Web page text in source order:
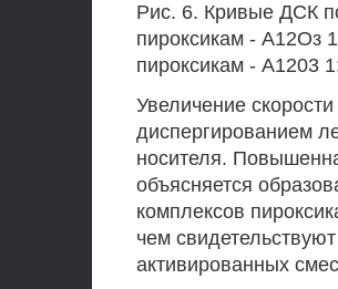
Рис. 6. Кривые ДСК
пироксикам - А12Оз
пироксикам - А1203
Увеличение
диспергированием
носителя.
объясняется
комплексов
чем
активированных